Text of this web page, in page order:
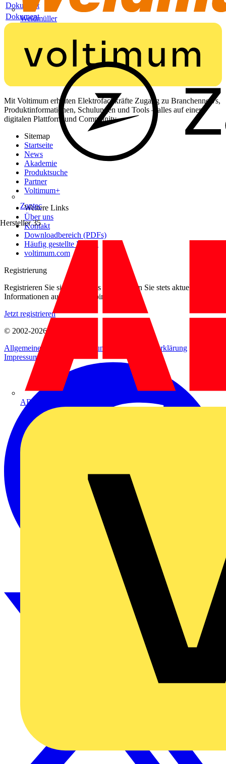
Weidmüller
Zaptec
Hersteller 35
ABB
Dokument
Dokument
Mit Voltimum erhalten Elektrofachkräfte Zugang zu Branchennews,
Produktinformationen, Schulungen und Tools – alles auf einer
digitalen Plattform und Community.
Sitemap
Startseite
News
Akademie
Produktsuche
Partner
Voltimum+
Weitere Links
Über uns
Kontakt
Downloadbereich (PDFs)
Häufig gestellte Fragen
voltimum.com
Registrierung
Registrieren Sie sich kostenlos und erhalten Sie stets aktuelle
Informationen aus der Elektroindustrie.
Jetzt registrieren
© 2002-2026Voltimum
Allgemeine Geschäftsbedingungen
Datenschutzerklärung
Impressum